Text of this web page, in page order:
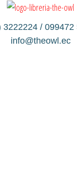
3222224 / 099472
info@theowl.ec